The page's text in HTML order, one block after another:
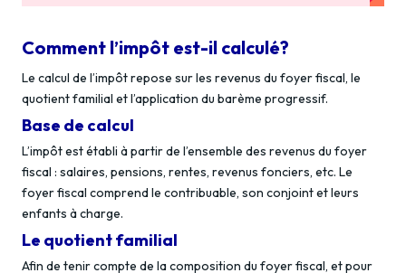
Comment l’impôt est-il calculé?
Le calcul de l’impôt repose sur les revenus du foyer fiscal, le
quotient familial et l’application du barème progressif.
Base de calcul
L’impôt est établi à partir de l’ensemble des revenus du foyer
fiscal : salaires, pensions, rentes, revenus fonciers, etc. Le
foyer fiscal comprend le contribuable, son conjoint et leurs
enfants à charge.
Le quotient familial
Afin de tenir compte de la composition du foyer fiscal, et pour